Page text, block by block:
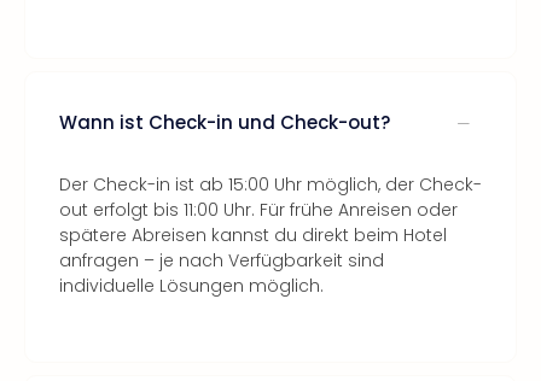
Wann ist Check-in und Check-out?
Der Check-in ist ab 15:00 Uhr möglich, der Check-
out erfolgt bis 11:00 Uhr. Für frühe Anreisen oder
spätere Abreisen kannst du direkt beim Hotel
anfragen – je nach Verfügbarkeit sind
individuelle Lösungen möglich.